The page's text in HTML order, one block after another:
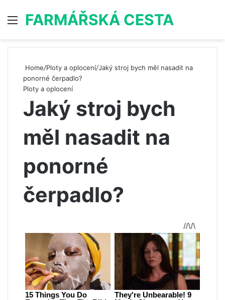
Menu
FARMÁŘSKÁ CESTA
Home/Ploty a oplocení/Jaký stroj bych měl nasadit na
ponorné čerpadlo?
Ploty a oplocení
Jaký stroj bych
měl nasadit na
ponorné
čerpadlo?